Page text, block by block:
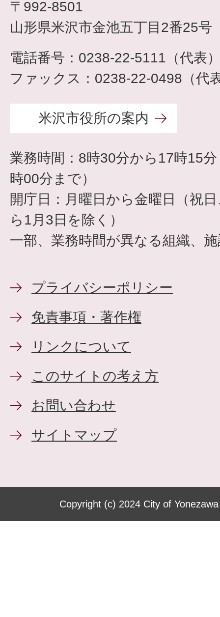
〒992-8501
山形県米沢市金池五丁目2番25号
電話番号：0238-22-5111（代表
ファックス：0238-22-0498（代
米沢市役所の案内
業務時間：8時30分から17時15
時00分まで）
開庁日：月曜日から金曜日（祝
ら1月3日を除く）
一部、業務時間が異なる組織、
プライバシーポリシー
免責事項・著作権
リンクについて
このサイトの考え方
お問い合わせ
サイトマップ
Copyright (c) 2024 City of